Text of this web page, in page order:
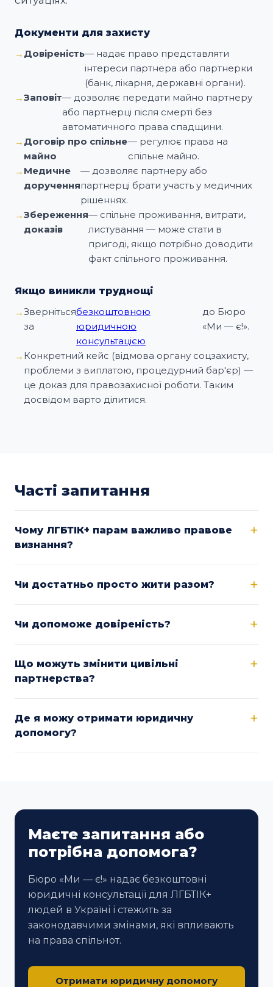
Документи для захисту
Довіреність— надає право представляти
інтереси партнера або партнерки
(банк, лікарня, державні органи).
Заповіт— дозволяє передати майно партнеру
або партнерці після смерті без
автоматичного права спадщини.
Договір про спільне
майно
— регулює права на
спільне майно.
Медичне
доручення
— дозволяє партнеру або
партнерці брати участь у медичних
рішеннях.
Збереження
доказів
— спільне проживання, витрати,
листування — може стати в
пригоді, якщо потрібно доводити
факт спільного проживання.
Якщо виникли труднощі
Зверніться
за
безкоштовною
юридичною
консультацією
до Бюро
«Ми — є!».
Конкретний кейс (відмова органу соцзахисту,
проблеми з виплатою, процедурний бар'єр) —
це доказ для правозахисної роботи. Таким
досвідом варто ділитися.
Часті запитання
Чому ЛГБТІК+ парам важливо правове
визнання?
Чи достатньо просто жити разом?
Чи допоможе довіреність?
Що можуть змінити цивільні
партнерства?
Де я можу отримати юридичну
допомогу?
Маєте запитання або
потрібна допомога?
Бюро «Ми — є!» надає безкоштовні
юридичні консультації для ЛГБТІК+
людей в Україні і стежить за
законодавчими змінами, які впливають
на права спільнот.
Отримати юридичну допомогу